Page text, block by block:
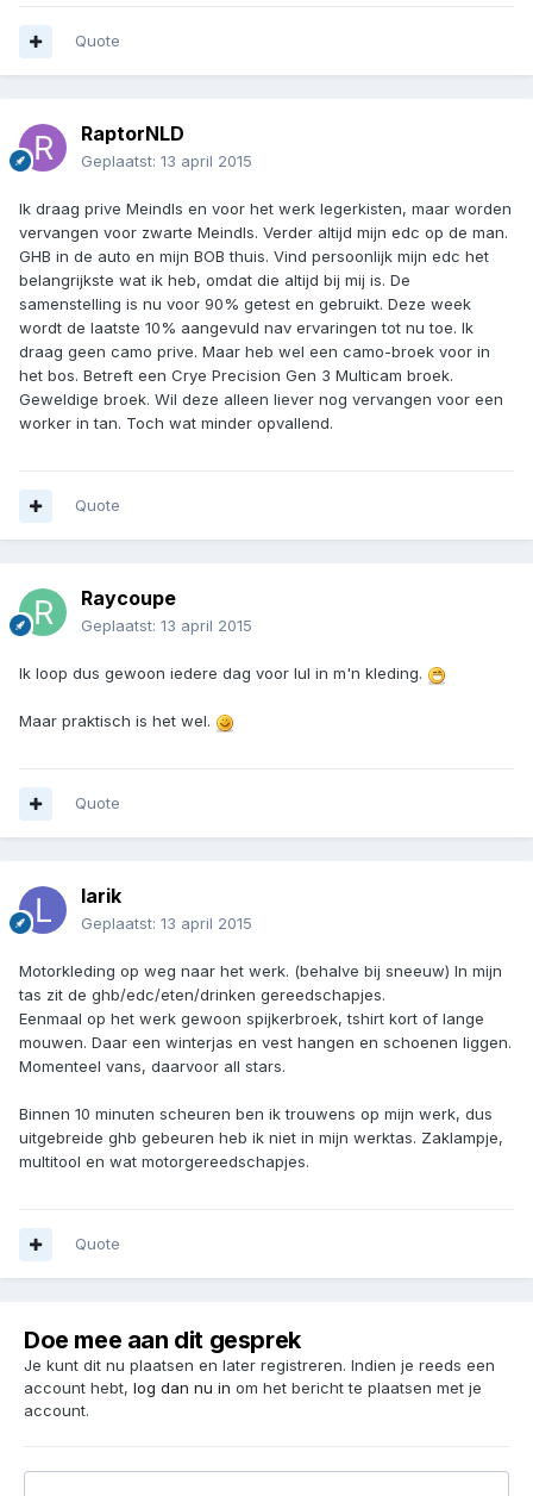
Quote
RaptorNLD
Geplaatst: 13 april 2015
Ik draag prive Meindls en voor het werk legerkisten, maar worden
vervangen voor zwarte Meindls. Verder altijd mijn edc op de man.
GHB in de auto en mijn BOB thuis. Vind persoonlijk mijn edc het
belangrijkste wat ik heb, omdat die altijd bij mij is. De
samenstelling is nu voor 90% getest en gebruikt. Deze week
wordt de laatste 10% aangevuld nav ervaringen tot nu toe. Ik
draag geen camo prive. Maar heb wel een camo-broek voor in
het bos. Betreft een Crye Precision Gen 3 Multicam broek.
Geweldige broek. Wil deze alleen liever nog vervangen voor een
worker in tan. Toch wat minder opvallend.
Quote
Raycoupe
Geplaatst: 13 april 2015
Ik loop dus gewoon iedere dag voor lul in m'n kleding.
Maar praktisch is het wel.
Quote
larik
Geplaatst: 13 april 2015
Motorkleding op weg naar het werk. (behalve bij sneeuw) In mijn
tas zit de ghb/edc/eten/drinken gereedschapjes.
Eenmaal op het werk gewoon spijkerbroek, tshirt kort of lange
mouwen. Daar een winterjas en vest hangen en schoenen liggen.
Momenteel vans, daarvoor all stars.
Binnen 10 minuten scheuren ben ik trouwens op mijn werk, dus
uitgebreide ghb gebeuren heb ik niet in mijn werktas. Zaklampje,
multitool en wat motorgereedschapjes.
Quote
Doe mee aan dit gesprek
Je kunt dit nu plaatsen en later registreren. Indien je reeds een
account hebt, log dan nu in om het bericht te plaatsen met je
account.